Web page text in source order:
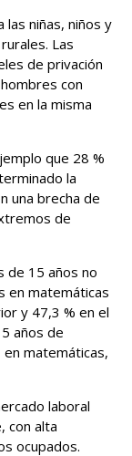
las niñas, niños y
Las
de privación
con
en la misma
que 28 %
la
una brecha de
de
de 15 años no
en matemáticas
y 47,3 % en el
años de
en matemáticas,
laboral
con alta
ocupados.